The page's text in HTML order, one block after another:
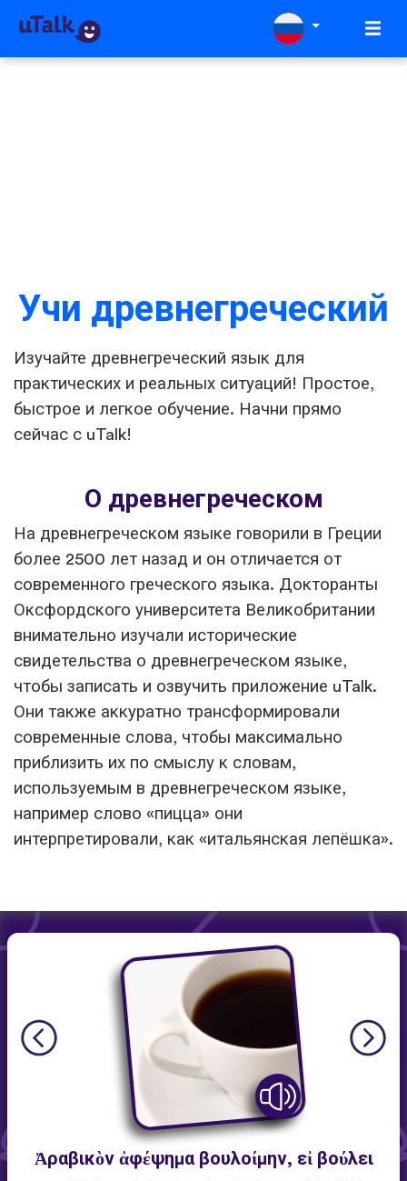
Учи древнегреческий
Изучайте древнегреческий язык для
практических и реальных ситуаций! Простое,
быстрое и легкое обучение. Начни прямо
сейчас с uTalk!
О древнегреческом
На древнегреческом языке говорили в Греции
более 2500 лет назад и он отличается от
современного греческого языка. Докторанты
Оксфордского университета Великобритании
внимательно изучали исторические
свидетельства о древнегреческом языке,
чтобы записать и озвучить приложение uTalk.
Они также аккуратно трансформировали
современные слова, чтобы максимально
приблизить их по смыслу к словам,
используемым в древнегреческом языке,
например слово «пицца» они
интерпретировали, как «итальянская лепёшка».
Ἀραβικὸν ἀφέψημα βουλοίμην, εἰ βούλει